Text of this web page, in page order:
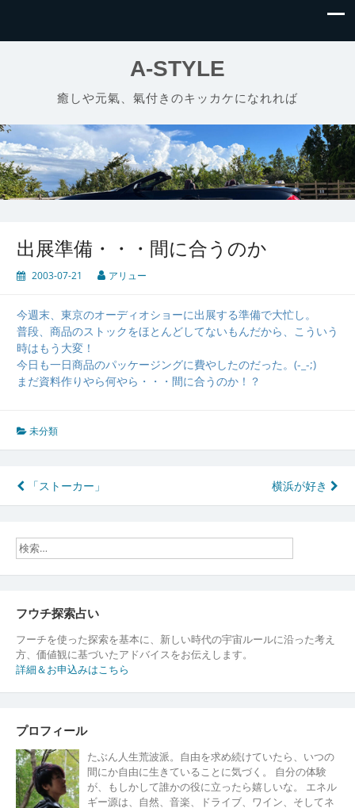
A-STYLE
癒しや元氣、氣付きのキッカケになれれば
出展準備・・・間に合うのか
2003-07-21 アリュー
今週末、東京のオーディオショーに出展する準備で大忙し。
普段、商品のストックをほとんどしてないもんだから、こういう
時はもう大変！
今日も一日商品のパッケージングに費やしたのだった。(-_-;)
まだ資料作りやら何やら・・・間に合うのか！？
未分類
投
稿
ナ
ビ
ー
シ
ョ
ン
「ストーカー」 横浜が好き
フウチ探索占い
フーチを使った探索を基本に、新しい時代の宇宙ルールに沿った考え
方、価値観に基づいたアドバイスをお伝えします。
詳細＆お申込みはこちら
プロフィール
たぶん人生荒波派。自由を求め続けていたら、いつの
間にか自由に生きていることに気づく。 自分の体験
が、もしかして誰かの役に立ったら嬉しいな。 エネル
ギー源は、自然、音楽、ドライブ、ワイン、そしてネ